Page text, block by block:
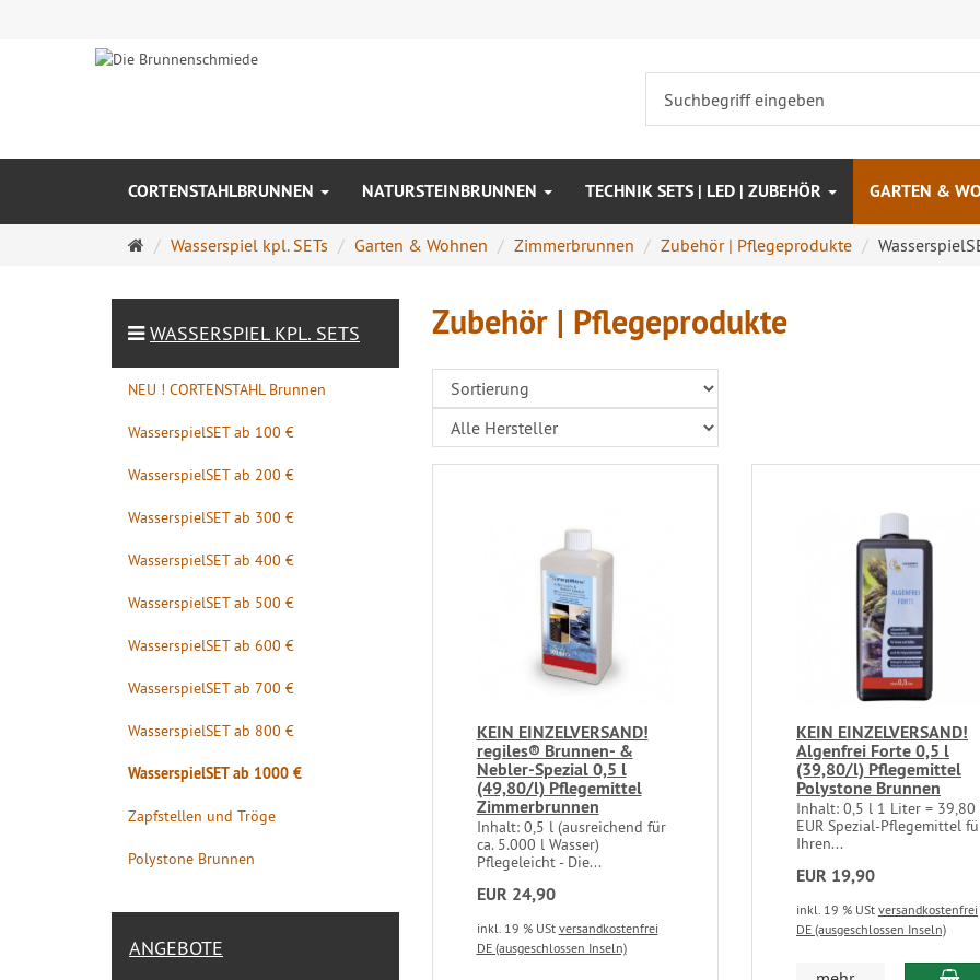
CORTENSTAHLBRUNNEN NATURSTEINBRUNNEN TECHNIK SETS | LED | ZUBEHÖR GARTEN &
Startseite
Wasserspiel kpl. SETs Garten & Wohnen Zimmerbrunnen Zubehör | Pflegeprodukte
Zubehör | Pflegeprodukte
KEIN EINZELVERSAND!
regiles® Brunnen- &
Nebler-Spezial 0,5 l
(49,80/l) Pflegemittel
Zimmerbrunnen
Inhalt: 0,5 l (ausreichend für
ca. 5.000 l Wasser)
Pflegeleicht - Die...
EUR 24,90
inkl. 19 % USt versandkostenfrei
DE (ausgeschlossen Inseln)
KEIN EINZELVERSAND!
Algenfrei Forte 0,5 l
(39,80/l) Pflegemittel
Polystone Brunnen
Inhalt: 0,5 l 1 Liter = 39,80
EUR Spezial-Pflegemittel
Ihren...
EUR 19,90
inkl. 19 % USt versandkostenfrei
DE (ausgeschlossen Inseln)
WASSERSPIEL KPL. SETS
NEU ! CORTENSTAHL Brunnen
WasserspielSET ab 100 €
WasserspielSET ab 200 €
WasserspielSET ab 300 €
WasserspielSET ab 400 €
WasserspielSET ab 500 €
WasserspielSET ab 600 €
WasserspielSET ab 700 €
WasserspielSET ab 800 €
WasserspielSET ab 1000 €
Zapfstellen und Tröge
Polystone Brunnen
ANGEBOTE